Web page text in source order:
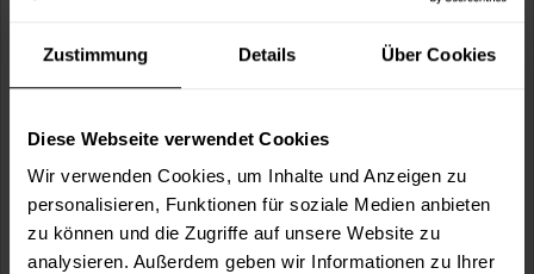
Zustimmung Details Über Cookies
Diese Webseite verwendet Cookies
Wir verwenden Cookies, um Inhalte und Anzeigen zu
personalisieren, Funktionen für soziale Medien anbieten
zu können und die Zugriffe auf unsere Website zu
analysieren. Außerdem geben wir Informationen zu Ihrer
2K-Aqua Härter 2380
Spezieller Härter für 2K-Aqua Lacke
0,125 Liter 175,92 € / 1 Liter
0,5 Liter 119,98 € / 1 Liter